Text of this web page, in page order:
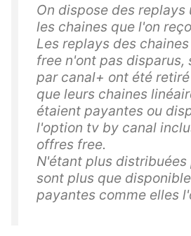
On dispose des
les chaines que l'on
Les replays des
free n'ont pas
par canal+ ont été
que leurs chaines
étaient payantes ou
l'option tv by canal
offres free.
N'étant plus distribuées
sont plus que
payantes comme elles